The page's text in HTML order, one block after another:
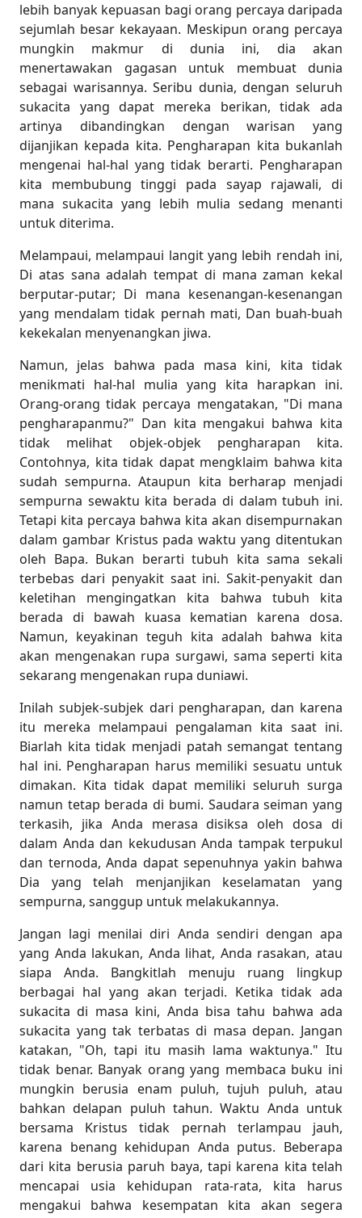
lebih banyak kepuasan bagi orang percaya daripada
sejumlah besar kekayaan. Meskipun orang percaya
mungkin makmur di dunia ini, dia akan
menertawakan gagasan untuk membuat dunia
sebagai warisannya. Seribu dunia, dengan seluruh
sukacita yang dapat mereka berikan, tidak ada
artinya dibandingkan dengan warisan yang
dijanjikan kepada kita. Pengharapan kita bukanlah
mengenai hal-hal yang tidak berarti. Pengharapan
kita membubung tinggi pada sayap rajawali, di
mana sukacita yang lebih mulia sedang menanti
untuk diterima.
Melampaui, melampaui langit yang lebih rendah ini,
Di atas sana adalah tempat di mana zaman kekal
berputar-putar; Di mana kesenangan-kesenangan
yang mendalam tidak pernah mati, Dan buah-buah
kekekalan menyenangkan jiwa.
Namun, jelas bahwa pada masa kini, kita tidak
menikmati hal-hal mulia yang kita harapkan ini.
Orang-orang tidak percaya mengatakan, "Di mana
pengharapanmu?" Dan kita mengakui bahwa kita
tidak melihat objek-objek pengharapan kita.
Contohnya, kita tidak dapat mengklaim bahwa kita
sudah sempurna. Ataupun kita berharap menjadi
sempurna sewaktu kita berada di dalam tubuh ini.
Tetapi kita percaya bahwa kita akan disempurnakan
dalam gambar Kristus pada waktu yang ditentukan
oleh Bapa. Bukan berarti tubuh kita sama sekali
terbebas dari penyakit saat ini. Sakit-penyakit dan
keletihan mengingatkan kita bahwa tubuh kita
berada di bawah kuasa kematian karena dosa.
Namun, keyakinan teguh kita adalah bahwa kita
akan mengenakan rupa surgawi, sama seperti kita
sekarang mengenakan rupa duniawi.
Inilah subjek-subjek dari pengharapan, dan karena
itu mereka melampaui pengalaman kita saat ini.
Biarlah kita tidak menjadi patah semangat tentang
hal ini. Pengharapan harus memiliki sesuatu untuk
dimakan. Kita tidak dapat memiliki seluruh surga
namun tetap berada di bumi. Saudara seiman yang
terkasih, jika Anda merasa disiksa oleh dosa di
dalam Anda dan kekudusan Anda tampak terpukul
dan ternoda, Anda dapat sepenuhnya yakin bahwa
Dia yang telah menjanjikan keselamatan yang
sempurna, sanggup untuk melakukannya.
Jangan lagi menilai diri Anda sendiri dengan apa
yang Anda lakukan, Anda lihat, Anda rasakan, atau
siapa Anda. Bangkitlah menuju ruang lingkup
berbagai hal yang akan terjadi. Ketika tidak ada
sukacita di masa kini, Anda bisa tahu bahwa ada
sukacita yang tak terbatas di masa depan. Jangan
katakan, "Oh, tapi itu masih lama waktunya." Itu
tidak benar. Banyak orang yang membaca buku ini
mungkin berusia enam puluh, tujuh puluh, atau
bahkan delapan puluh tahun. Waktu Anda untuk
bersama Kristus tidak pernah terlampau jauh,
karena benang kehidupan Anda putus. Beberapa
dari kita berusia paruh baya, tapi karena kita telah
mencapai usia kehidupan rata-rata, kita harus
mengakui bahwa kesempatan kita akan segera